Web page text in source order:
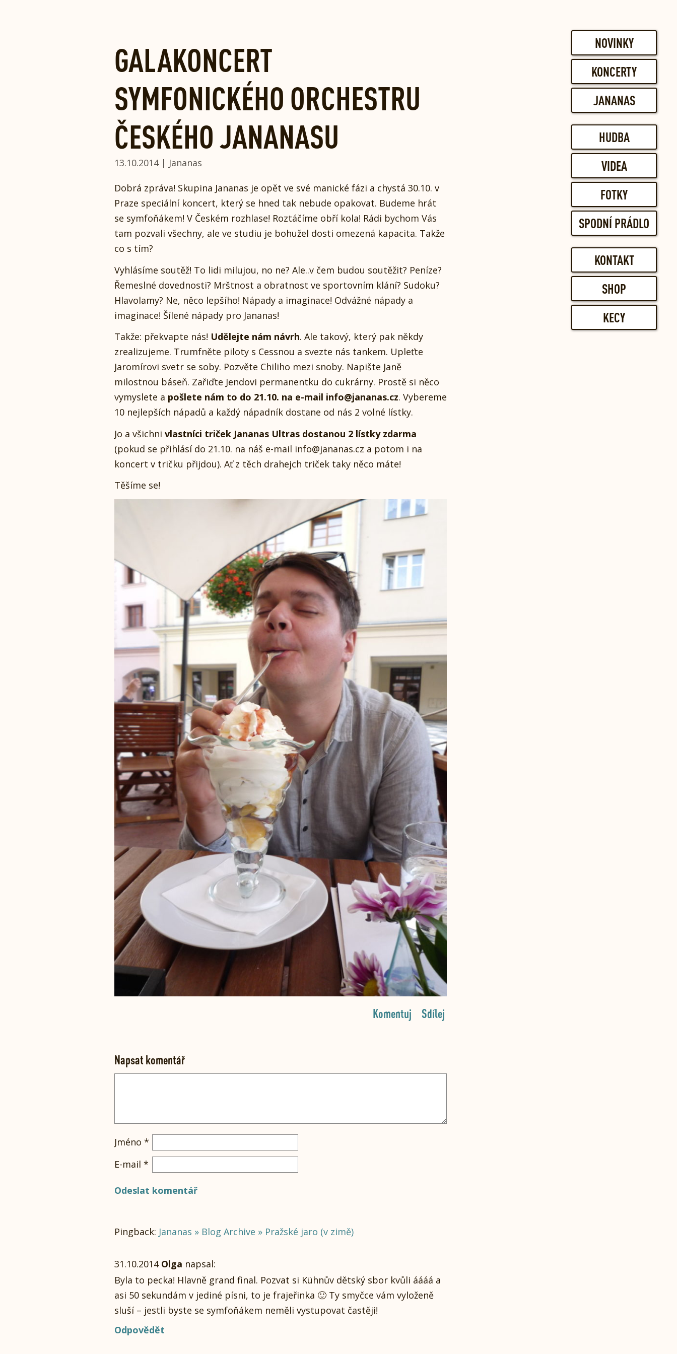
NOVINKY
KONCERTY
JANANAS
HUDBA
VIDEA
FOTKY
SPODNÍ PRÁDLO
KONTAKT
SHOP
KECY
GALAKONCERT
SYMFONICKÉHO ORCHESTRU
ČESKÉHO JANANASU
13.10.2014 | Jananas
Dobrá zpráva! Skupina Jananas je opět ve své manické fázi a chystá 30.10. v
Praze speciální koncert, který se hned tak nebude opakovat. Budeme hrát
se symfoňákem! V Českém rozhlase! Roztáčíme obří kola! Rádi bychom Vás
tam pozvali všechny, ale ve studiu je bohužel dosti omezená kapacita. Takže
co s tím?
Vyhlásíme soutěž! To lidi milujou, no ne? Ale..v čem budou soutěžit? Peníze?
Řemeslné dovednosti? Mrštnost a obratnost ve sportovním klání? Sudoku?
Hlavolamy? Ne, něco lepšího! Nápady a imaginace! Odvážné nápady a
imaginace! Šílené nápady pro Jananas!
Takže: překvapte nás! Udělejte nám návrh. Ale takový, který pak někdy
zrealizujeme. Trumfněte piloty s Cessnou a svezte nás tankem. Upleťte
Jaromírovi svetr se soby. Pozvěte Chiliho mezi snoby. Napište Janě
milostnou báseň. Zařiďte Jendovi permanentku do cukrárny. Prostě si něco
vymyslete a pošlete nám to do 21.10. na e-mail info@jananas.cz. Vybereme
10 nejlepších nápadů a každý nápadník dostane od nás 2 volné lístky.
Jo a všichni vlastníci triček Jananas Ultras dostanou 2 lístky zdarma
(pokud se přihlásí do 21.10. na náš e-mail info@jananas.cz a potom i na
koncert v tričku přijdou). Ať z těch drahejch triček taky něco máte!
Těšíme se!
Sdílej
Komentuj
Napsat komentář
Jméno *
E-mail *
Pingback: Jananas » Blog Archive » Pražské jaro (v zimě)
31.10.2014 Olga napsal:
Byla to pecka! Hlavně grand final. Pozvat si Kühnův dětský sbor kvůli áááá a
asi 50 sekundám v jediné písni, to je frajeřinka 🙂 Ty smyčce vám vyloženě
sluší – jestli byste se symfoňákem neměli vystupovat častěji!
Odpovědět